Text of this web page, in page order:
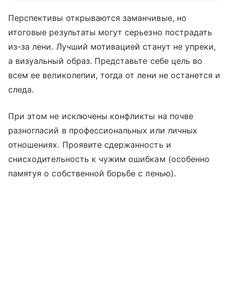
Перспективы открываются заманчивые, но
итоговые результаты могут серьезно пострадать
из-за лени. Лучший мотивацией станут не упреки,
а визуальный образ. Представьте себе цель во
всем ее великолепии, тогда от лени не останется и
следа.
При этом не исключены конфликты на почве
разногласий в профессиональных или личных
отношениях. Проявите сдержанность и
снисходительность к чужим ошибкам (особенно
памятуя о собственной борьбе с ленью).